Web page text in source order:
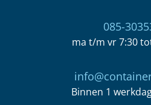
085-
ma t/m vr 7:30
Binnen 1